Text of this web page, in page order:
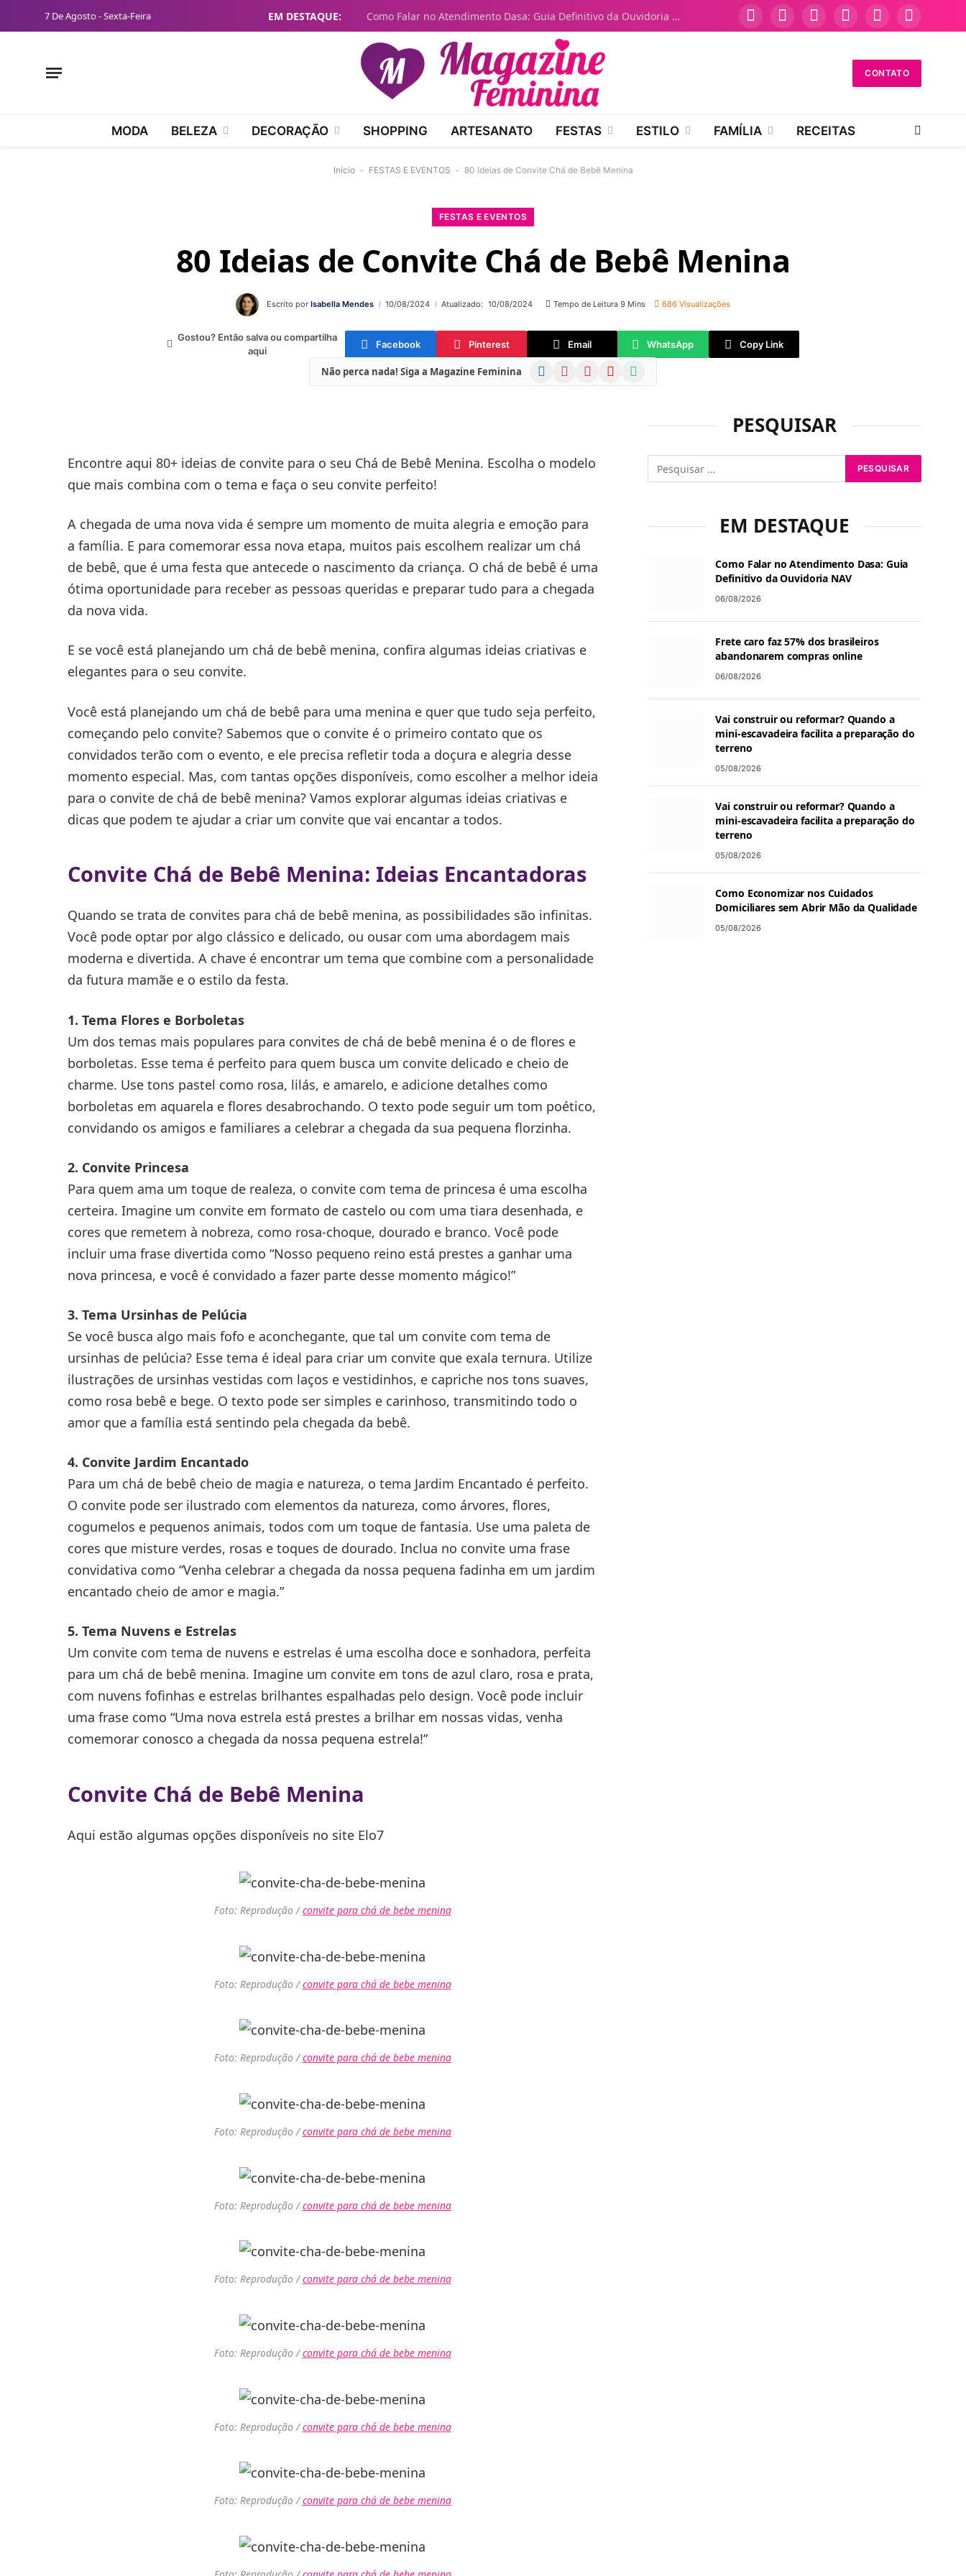
7 De Agosto - Sexta-Feira EM DESTAQUE: Como Falar no Atendimento Dasa: Guia Definitivo da Ouvidoria NAV FacebookInstagramPinterestYouTubeWhatsApp
TikTok
CONTATO
MODA BELEZA DECORAÇÃO SHOPPING ARTESANATO FESTAS ESTILO FAMÍLIA RECEITAS
Início - FESTAS E EVENTOS - 80 Ideias de Convite Chá de Bebê Menina
FESTAS E EVENTOS
80 Ideias de Convite Chá de Bebê Menina
Escrito por Isabella Mendes 10/08/2024 Atualizado: 10/08/2024 Tempo de Leitura 9 Mins 686 Visualizações
Gostou? Então salva ou compartilha
aqui
Facebook Pinterest Email WhatsApp Copy Link
Não perca nada! Siga a Magazine Feminina FacebookInstagramPinterestYouTubeWhatsApp
Encontre aqui 80+ ideias de convite para o seu Chá de Bebê Menina. Escolha o modelo
que mais combina com o tema e faça o seu convite perfeito!
A chegada de uma nova vida é sempre um momento de muita alegria e emoção para
a família. E para comemorar essa nova etapa, muitos pais escolhem realizar um chá
de bebê, que é uma festa que antecede o nascimento da criança. O chá de bebê é uma
ótima oportunidade para receber as pessoas queridas e preparar tudo para a chegada
da nova vida.
E se você está planejando um chá de bebê menina, confira algumas ideias criativas e
elegantes para o seu convite.
Você está planejando um chá de bebê para uma menina e quer que tudo seja perfeito,
começando pelo convite? Sabemos que o convite é o primeiro contato que os
convidados terão com o evento, e ele precisa refletir toda a doçura e alegria desse
momento especial. Mas, com tantas opções disponíveis, como escolher a melhor ideia
para o convite de chá de bebê menina? Vamos explorar algumas ideias criativas e
dicas que podem te ajudar a criar um convite que vai encantar a todos.
Convite Chá de Bebê Menina: Ideias Encantadoras
Quando se trata de convites para chá de bebê menina, as possibilidades são infinitas.
Você pode optar por algo clássico e delicado, ou ousar com uma abordagem mais
moderna e divertida. A chave é encontrar um tema que combine com a personalidade
da futura mamãe e o estilo da festa.
1. Tema Flores e Borboletas
Um dos temas mais populares para convites de chá de bebê menina é o de flores e
borboletas. Esse tema é perfeito para quem busca um convite delicado e cheio de
charme. Use tons pastel como rosa, lilás, e amarelo, e adicione detalhes como
borboletas em aquarela e flores desabrochando. O texto pode seguir um tom poético,
convidando os amigos e familiares a celebrar a chegada da sua pequena florzinha.
2. Convite Princesa
Para quem ama um toque de realeza, o convite com tema de princesa é uma escolha
certeira. Imagine um convite em formato de castelo ou com uma tiara desenhada, e
cores que remetem à nobreza, como rosa-choque, dourado e branco. Você pode
incluir uma frase divertida como “Nosso pequeno reino está prestes a ganhar uma
nova princesa, e você é convidado a fazer parte desse momento mágico!”
3. Tema Ursinhas de Pelúcia
Se você busca algo mais fofo e aconchegante, que tal um convite com tema de
ursinhas de pelúcia? Esse tema é ideal para criar um convite que exala ternura. Utilize
ilustrações de ursinhas vestidas com laços e vestidinhos, e capriche nos tons suaves,
como rosa bebê e bege. O texto pode ser simples e carinhoso, transmitindo todo o
amor que a família está sentindo pela chegada da bebê.
4. Convite Jardim Encantado
Para um chá de bebê cheio de magia e natureza, o tema Jardim Encantado é perfeito.
O convite pode ser ilustrado com elementos da natureza, como árvores, flores,
cogumelos e pequenos animais, todos com um toque de fantasia. Use uma paleta de
cores que misture verdes, rosas e toques de dourado. Inclua no convite uma frase
convidativa como “Venha celebrar a chegada da nossa pequena fadinha em um jardim
encantado cheio de amor e magia.”
5. Tema Nuvens e Estrelas
Um convite com tema de nuvens e estrelas é uma escolha doce e sonhadora, perfeita
para um chá de bebê menina. Imagine um convite em tons de azul claro, rosa e prata,
com nuvens fofinhas e estrelas brilhantes espalhadas pelo design. Você pode incluir
uma frase como “Uma nova estrela está prestes a brilhar em nossas vidas, venha
comemorar conosco a chegada da nossa pequena estrela!”
Convite Chá de Bebê Menina
Aqui estão algumas opções disponíveis no site Elo7
Foto: Reprodução /convite para chá de bebe menina
Foto: Reprodução /convite para chá de bebe menina
Foto: Reprodução /convite para chá de bebe menina
Foto: Reprodução /convite para chá de bebe menina
Foto: Reprodução /convite para chá de bebe menina
Foto: Reprodução /convite para chá de bebe menina
Foto: Reprodução /convite para chá de bebe menina
Foto: Reprodução /convite para chá de bebe menina
Foto: Reprodução /convite para chá de bebe menina
PESQUISAR
EM DESTAQUE
Como Falar no Atendimento Dasa: Guia
Definitivo da Ouvidoria NAV
06/08/2026
Frete caro faz 57% dos brasileiros
abandonarem compras online
06/08/2026
Vai construir ou reformar? Quando a
mini-escavadeira facilita a preparação do
terreno
05/08/2026
Vai construir ou reformar? Quando a
mini-escavadeira facilita a preparação do
terreno
05/08/2026
Como Economizar nos Cuidados
Domiciliares sem Abrir Mão da Qualidade
05/08/2026